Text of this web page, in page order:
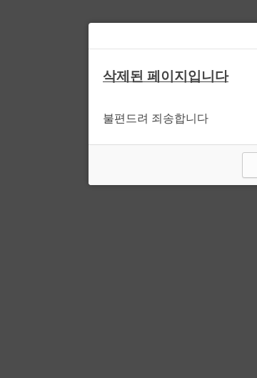
삭제된 페이지입니다
불편드려 죄송합니다